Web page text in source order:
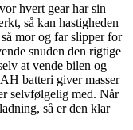
hvert gear har sin
så kan hastigheden
mor og far slipper for
snuden den rigtige
at vende bilen og
batteri giver masser
selvfølgelig med. Når
så er den klar